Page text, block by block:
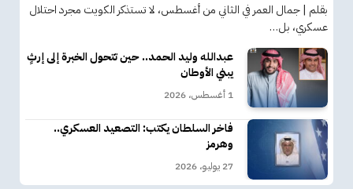
بقلم | جمال العمر في الثاني من أغسطس، لا تستذكر الكويت مجرد احتلال
عسكري، بل…
عبدالله وليد الحمد.. حين تتحول الخبرة إلى إرثٍ
يبني الأوطان
1 أغسطس، 2026
فاخر السلطان يكتب: التصعيد العسكري..
وهرمز
27 يوليو، 2026